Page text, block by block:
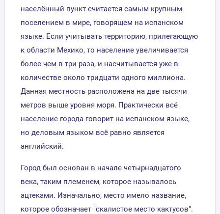
населённый пункт считается самым крупным
поселением в мире, говорящем на испанском
языке. Если учитывать территорию, прилегающую
к области Мехико, то население увеличивается
более чем в три раза, и насчитывается уже в
количестве около тридцати одного миллиона.
Данная местность расположена на две тысячи
метров выше уровня моря. Практически всё
население города говорит на испанском языке,
но деловым языком всё равно является
английский.
Город был основан в начале четырнадцатого
века, таким племенем, которое называлось
ацтеками. Изначально, место имело название,
которое обозначает "скалистое место кактусов".